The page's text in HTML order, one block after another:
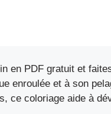
en PDF gratuit et
enroulée et à son
ce coloriage aide à